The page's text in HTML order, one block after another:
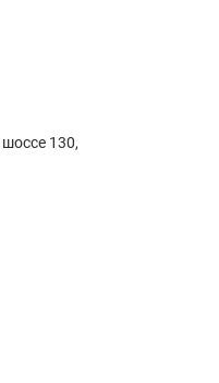
130,